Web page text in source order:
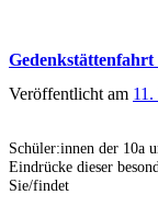
Gedenkstättenfahrt
Veröffentlicht am
Schüler:innen der 10a
Eindrücke dieser
Sie/findet